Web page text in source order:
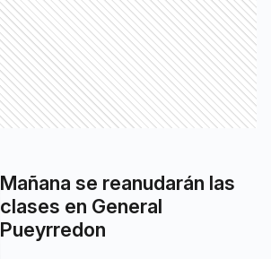
Mañana se reanudarán las
clases en General
Pueyrredon